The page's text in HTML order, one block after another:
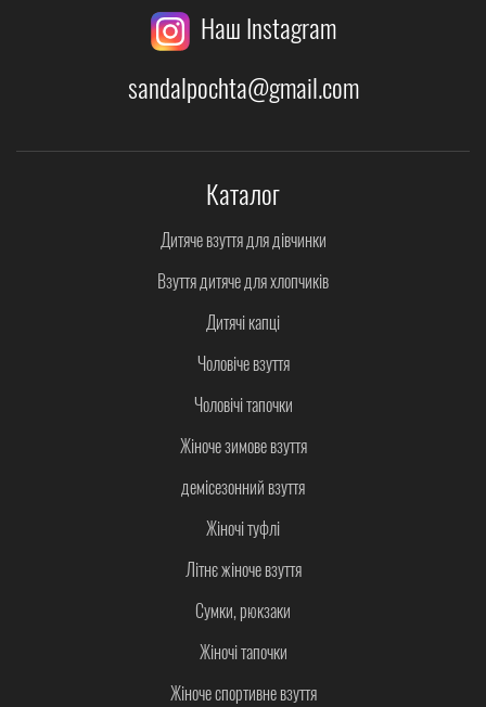
Наш Instagram
sandalpochta@gmail.com
Каталог
Дитяче взуття для дівчинки
Взуття дитяче для хлопчиків
Дитячі капці
Чоловіче взуття
Чоловічі тапочки
Жіноче зимове взуття
демісезонний взуття
Жіночі туфлі
Літнє жіноче взуття
Сумки, рюкзаки
Жіночі тапочки
Жіноче спортивне взуття